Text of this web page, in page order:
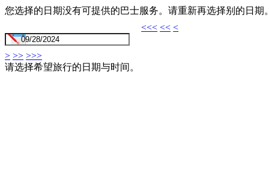
您选择的日期没有可提供的巴士服务。请重新再选择别的日期
<<< << <
> >> >>>
请选择希望旅行的日期与时间。